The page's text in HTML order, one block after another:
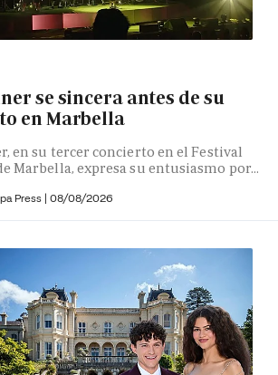
se sincera antes de su
en Marbella
en su tercer concierto en el Festival
Marbella, expresa su entusiasmo por...
Press | 08/08/2026